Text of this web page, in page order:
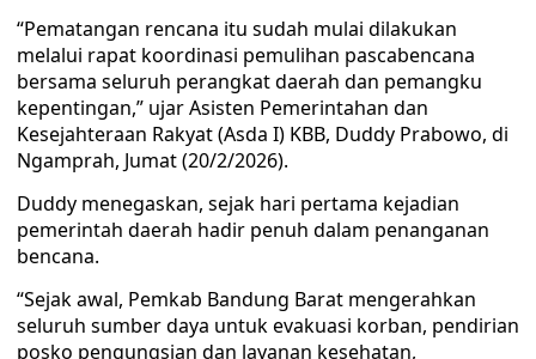
“Pematangan rencana itu sudah mulai dilakukan
melalui rapat koordinasi pemulihan pascabencana
bersama seluruh perangkat daerah dan pemangku
kepentingan,” ujar Asisten Pemerintahan dan
Kesejahteraan Rakyat (Asda I) KBB, Duddy Prabowo, di
Ngamprah, Jumat (20/2/2026).
Duddy menegaskan, sejak hari pertama kejadian
pemerintah daerah hadir penuh dalam penanganan
bencana.
“Sejak awal, Pemkab Bandung Barat mengerahkan
seluruh sumber daya untuk evakuasi korban, pendirian
posko pengungsian dan layanan kesehatan,